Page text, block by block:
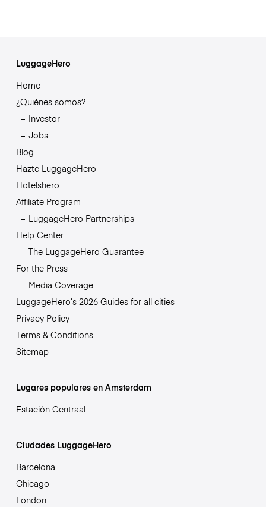
LuggageHero
Home
¿Quiénes somos?
Investor
Jobs
Blog
Hazte LuggageHero
Hotelshero
Affiliate Program
LuggageHero Partnerships
Help Center
The LuggageHero Guarantee
For the Press
Media Coverage
LuggageHero’s 2026 Guides for all cities
Privacy Policy
Terms & Conditions
Sitemap
Lugares populares en Amsterdam
Estación Centraal
Ciudades LuggageHero
Barcelona
Chicago
London